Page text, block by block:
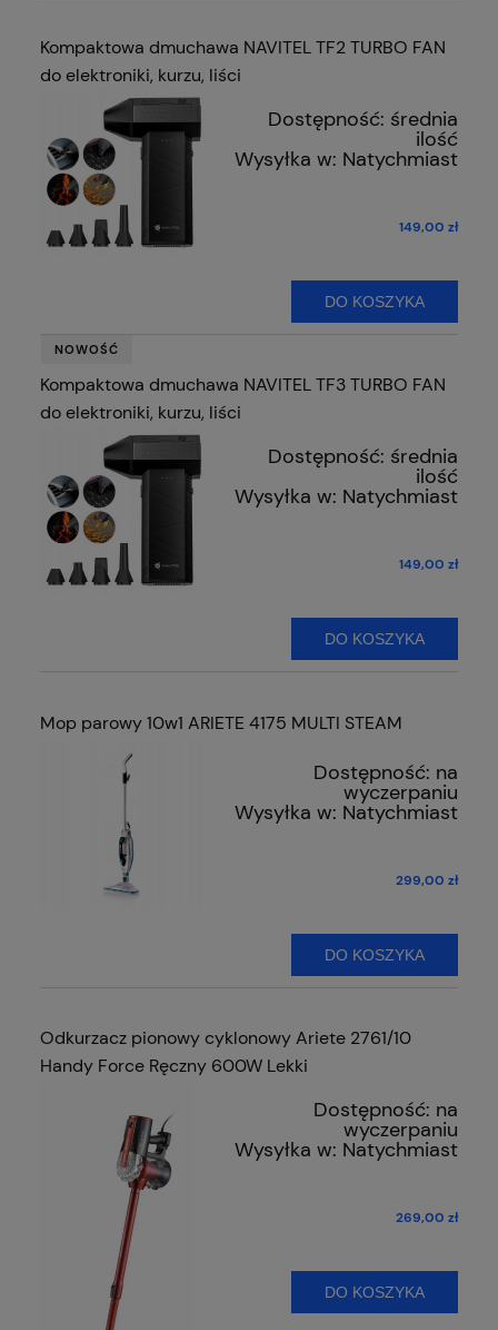
Kompaktowa dmuchawa NAVITEL TF2 TURBO FAN
do elektroniki, kurzu, liści
Dostępność: średnia
ilość
Wysyłka w: Natychmiast
149,00 zł
DO KOSZYKA
Kompaktowa dmuchawa NAVITEL TF3 TURBO FAN
do elektroniki, kurzu, liści
Dostępność: średnia
ilość
Wysyłka w: Natychmiast
149,00 zł
DO KOSZYKA
NOWOŚĆ
Mop parowy 10w1 ARIETE 4175 MULTI STEAM
Dostępność: na
wyczerpaniu
Wysyłka w: Natychmiast
299,00 zł
DO KOSZYKA
Odkurzacz pionowy cyklonowy Ariete 2761/10
Handy Force Ręczny 600W Lekki
Dostępność: na
wyczerpaniu
Wysyłka w: Natychmiast
269,00 zł
DO KOSZYKA